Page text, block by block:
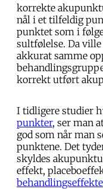
korrekte
nål i et tilfeldig
punktet som i
sultfølelse. Da
akkurat samme
korrekt utført
I tidligere studier
punkter, ser man
god som når man
punktene. Det
skyldes
effekt,